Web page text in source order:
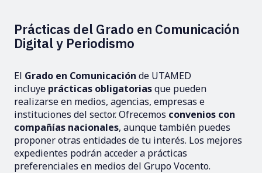
Prácticas del Grado en Comunicación
Digital y Periodismo
El Grado en Comunicación de UTAMED
incluye prácticas obligatoriasque pueden
realizarse en medios, agencias, empresas e
instituciones del sector. Ofrecemos convenios con
compañías nacionales, aunque también puedes
proponer otras entidades de tu interés. Los mejores
expedientes podrán acceder a prácticas
preferenciales en medios del Grupo Vocento.